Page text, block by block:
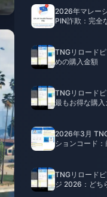
2026年マレー
PIN詐欺：完全
TNGリロード
めの購入金額
TNGリロード
最もお得な購入
2026年3月
ションコード
TNGリロード
ジ 2026：どち